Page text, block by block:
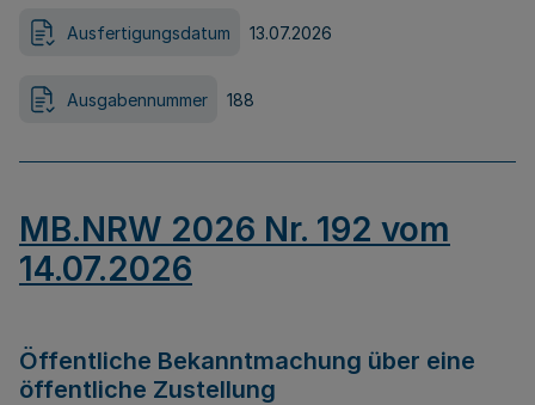
Ausfertigungsdatum 13.07.2026
Ausgabennummer 188
MB.NRW 2026 Nr. 192 vom
14.07.2026
Öffentliche Bekanntmachung über eine
öffentliche Zustellung